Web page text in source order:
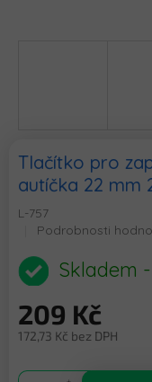
Tlačítko pro
autíčka 22 mm
L-757
Průměrné
produktu
je
z
5
Podrobnosti
Skladem
209 Kč
172,73 Kč bez DPH
cena: